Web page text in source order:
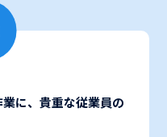
に、貴重な従業員の